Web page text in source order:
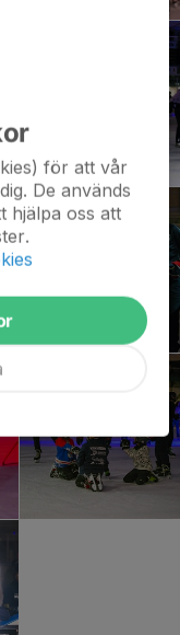
för att vår
De används
hjälpa oss att